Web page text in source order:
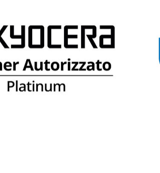
a colori ed in bianco
periferiche professionali
la copia, la scansione, soluzioni
dell’efficienza in ufficio e la
dei costi operativi.